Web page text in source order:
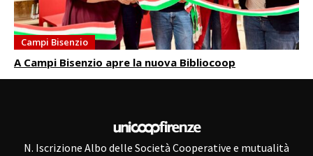
Campi Bisenzio
A Campi Bisenzio apre la nuova Bibliocoop
N. Iscrizione Albo delle Società Cooperative e mutualità